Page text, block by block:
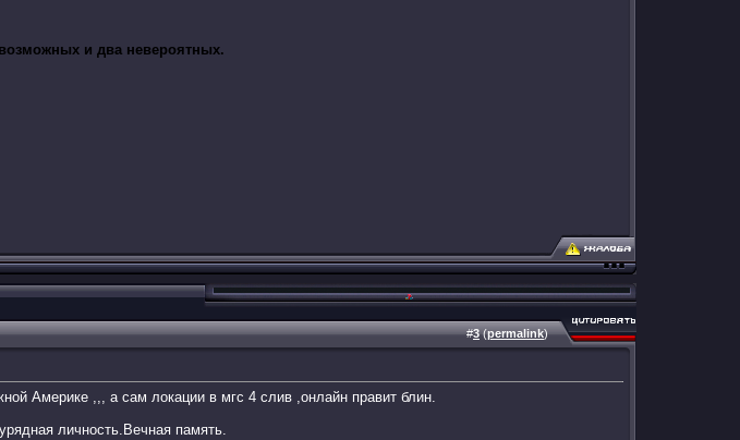
и два невероятных.
#3(permalink)
Америке ,,, а сам локации в мгс 4 слив ,онлайн правит блин.
личность.Вечная память.